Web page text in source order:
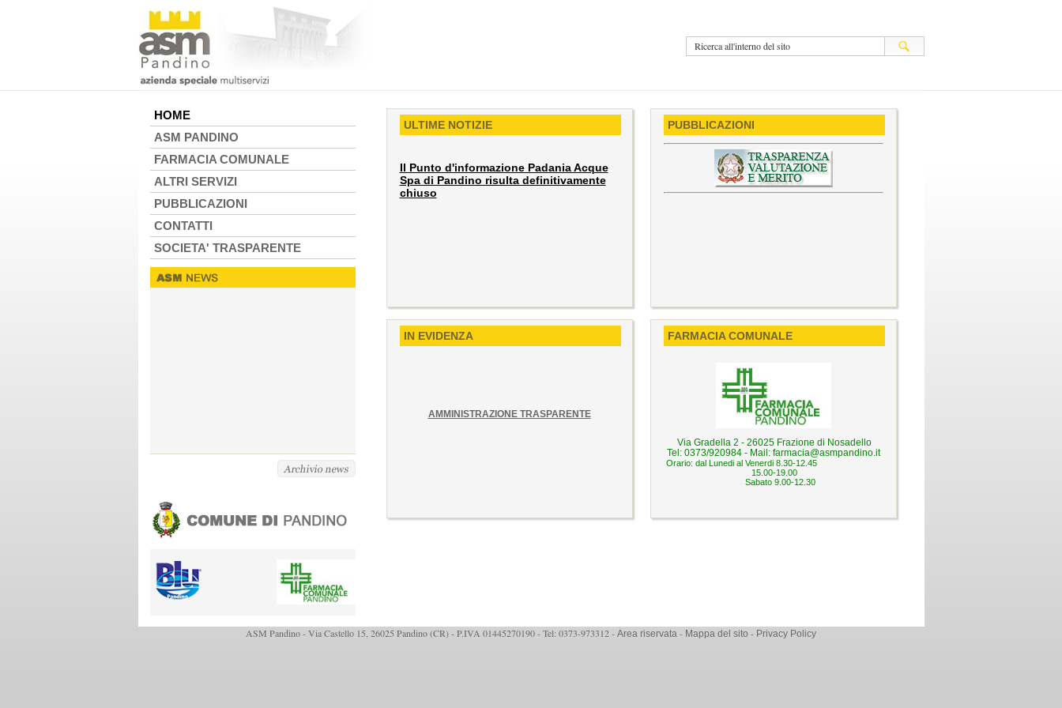
HOME
ASM PANDINO
FARMACIA COMUNALE
ALTRI SERVIZI
PUBBLICAZIONI
CONTATTI
SOCIETA' TRASPARENTE
ULTIME NOTIZIE
Il Punto d'informazione Padania Acque
Spa di Pandino risulta definitivamente
chiuso
PUBBLICAZIONI
IN EVIDENZA
AMMINISTRAZIONE TRASPARENTE
FARMACIA COMUNALE
Via Gradella 2 - 26025 Frazione di Nosadello
Tel: 0373/920984 - Mail:farmacia@asmpandino.it
Orario: dal Lunedi al Venerdi 8.30-12.45
15.00-19.00
Sabato 9.00-12.30
ASM Pandino - Via Castello 15, 26025 Pandino (CR) - P.IVA 01445270190 - Tel: 0373-973312 - Area riservata - Mappa del sito - Privacy Policy